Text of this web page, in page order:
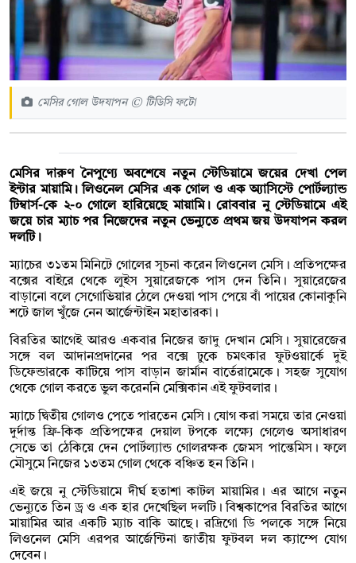
মেসির গোল উদযাপন © টিডিসি ফটো
মেসির দারুণ নৈপুণ্যে অবশেষে নতুন স্টেডিয়ামে জয়ের দেখা পেল
ইন্টার মায়ামি। লিওনেল মেসির এক গোল ও এক অ্যাসিস্টে পোর্টল্যান্ড
টিম্বার্স-কে ২-০ গোলে হারিয়েছে মায়ামি। রোববার নু স্টেডিয়ামে এই
জয়ে চার ম্যাচ পর নিজেদের নতুন ভেন্যুতে প্রথম জয় উদযাপন করল
দলটি।
ম্যাচের ৩১তম মিনিটে গোলের সূচনা করেন লিওনেল মেসি। প্রতিপক্ষের
বক্সের বাইরে থেকে লুইস সুয়ারেজকে পাস দেন তিনি। সুয়ারেজের
বাড়ানো বলে সেগোভিয়ার ঠেলে দেওয়া পাস পেয়ে বাঁ পায়ের কোনাকুনি
শটে জাল খুঁজে নেন আর্জেন্টাইন মহাতারকা।
বিরতির আগেই আরও একবার নিজের জাদু দেখান মেসি। সুয়ারেজের
সঙ্গে বল আদানপ্রদানের পর বক্সে ঢুকে চমৎকার ফুটওয়ার্কে দুই
ডিফেন্ডারকে কাটিয়ে পাস বাড়ান জার্মান বার্তেরামেকে। সহজ সুযোগ
থেকে গোল করতে ভুল করেননি মেক্সিকান এই ফুটবলার।
ম্যাচে দ্বিতীয় গোলও পেতে পারতেন মেসি। যোগ করা সময়ে তার নেওয়া
দুর্দান্ত ফ্রি-কিক প্রতিপক্ষের দেয়াল টপকে লক্ষ্যে গেলেও অসাধারণ
সেভে তা ঠেকিয়ে দেন পোর্টল্যান্ড গোলরক্ষক জেমস পান্তেমিস। ফলে
মৌসুমে নিজের ১৩তম গোল থেকে বঞ্চিত হন তিনি।
এই জয়ে নু স্টেডিয়ামে দীর্ঘ হতাশা কাটল মায়ামির। এর আগে নতুন
ভেন্যুতে তিন ড্র ও এক হার দেখেছিল দলটি। বিশ্বকাপের বিরতির আগে
মায়ামির আর একটি ম্যাচ বাকি আছে। রদ্রিগো ডি পলকে সঙ্গে নিয়ে
লিওনেল মেসি এরপর আর্জেন্টিনা জাতীয় ফুটবল দল ক্যাম্পে যোগ
দেবেন।